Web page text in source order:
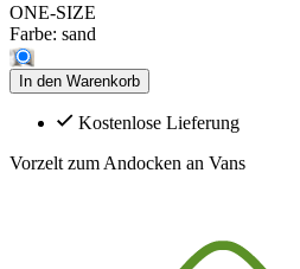
ONE-SIZE
Farbe: sand
In den Warenkorb
Kostenlose Lieferung
Vorzelt zum Andocken an Vans